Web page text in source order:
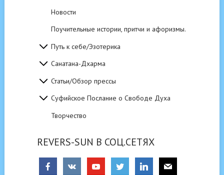
Новости
Поучительные истории, притчи и афоризмы.
Путь к себе/Эзотерика
Санатана-Дхарма
Статьи/Обзор прессы
Суфийское Послание о Свободе Духа
Творчество
REVERS-SUN В СОЦ.СЕТЯХ